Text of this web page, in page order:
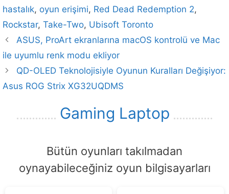
hastalık, oyun erişimi, Red Dead Redemption 2,
Rockstar, Take-Two, Ubisoft Toronto
ASUS, ProArt ekranlarına macOS kontrolü ve Mac
ile uyumlu renk modu ekliyor
QD-OLED Teknolojisiyle Oyunun Kuralları Değişiyor:
Asus ROG Strix XG32UQDMS
Gaming Laptop
Bütün oyunları takılmadan
oynayabileceğiniz oyun bilgisayarları